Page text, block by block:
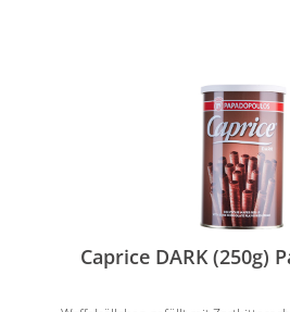
Caprice DARK (250g)